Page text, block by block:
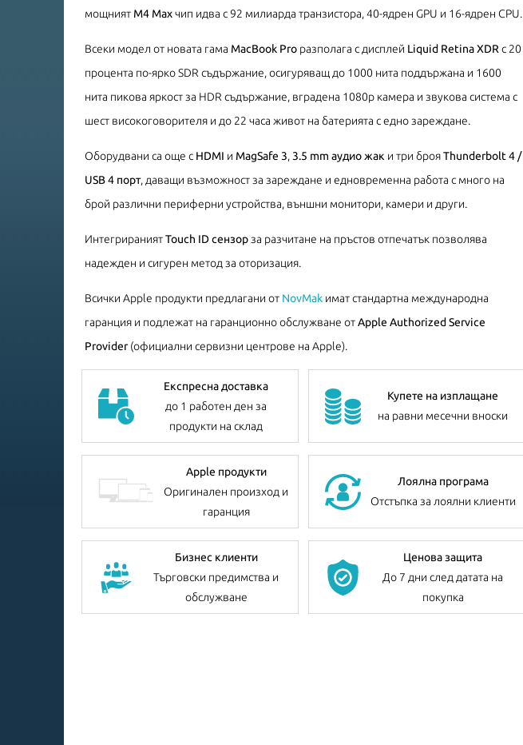
мощният M4 Maxчип идва с 92 милиарда транзистора, 40-ядрен GPU и 16-ядрен CPU.
Всеки модел от новата гама MacBook Pro разполага с дисплей Liquid Retina XDRс 20
процента по-ярко SDR съдържание, осигуряващ до 1000 нита поддържана и 1600
нита пикова яркост за HDR съдържание, вградена 1080p камера и звукова система с
шест високоговорителя и до 22 часа живот на батерията с едно зареждане.
Оборудвани са още с HDMI и MagSafe 3,3.5 mm аудио жак и три брояThunderbolt 4 /
USB 4 порт, даващи възможност за зареждане и едновременна работа с много на
брой различни периферни устройства, външни монитори, камери и други.
ИнтегрираниятTouch ID сензорза разчитане на пръстов отпечатък позволява
надежден и сигурен метод за оторизация.
Всички Apple продукти предлагани от NovMak имат стандартна международна
гаранция и подлежат на гаранционно обслужване отApple Authorized Service
Provider(официални сервизни центрове на Apple).
Експресна доставка
до 1 работен ден за
продукти на склад
Купете на изплащане
на равни месечни вноски
Apple продукти
Оригинален произход и
гаранция
Лоялна програма
Отстъпка за лоялни клиенти
Бизнес клиенти
Търговски предимства и
обслужване
Ценова защита
До 7 дни след датата на
покупка